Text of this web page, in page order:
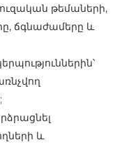
թեմաների,
ճգնաժամերը և
և